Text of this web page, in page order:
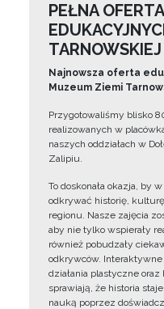
PEŁNA
Najnowsza oferta
Muzeum Ziemi
Przygotowaliśmy blisko
realizowanych w
naszych oddziałach w
Zalipiu.
To doskonała okazja, by
odkrywać historię,
regionu. Nasze zajęcia
aby nie tylko wspierały
również pobudzały
odkrywców.
działania plastyczne
sprawiają, że historia
nauką poprzez